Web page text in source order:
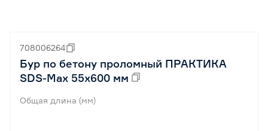
708006264
Бур по бетону проломный ПРАКТИКА
SDS-Max 55х600 мм
Общая длина (мм)